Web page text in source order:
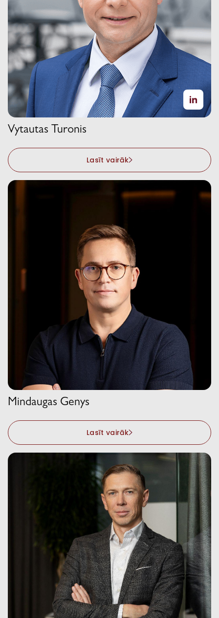
Vytautas Turonis
Lasīt vairāk
Mindaugas Genys
Lasīt vairāk